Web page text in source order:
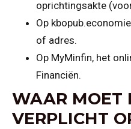
oprichtingsakte
Op
of adres.
Op MyMinfin, het
Financiën.
WAAR MOET
VERPLICHT